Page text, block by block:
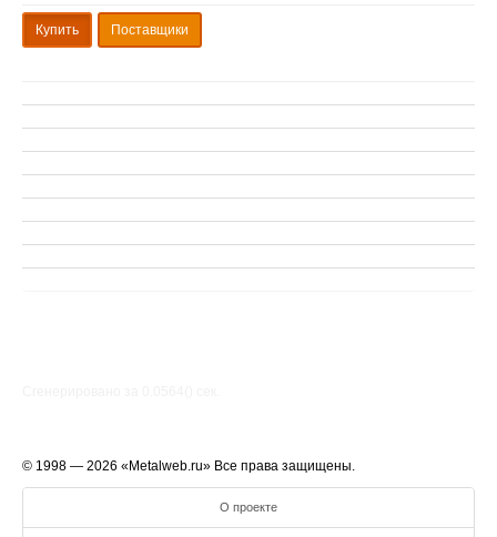
Купить Поставщики
© 1998 — 2026 «Metalweb.ru» Все права защищены.
О проекте